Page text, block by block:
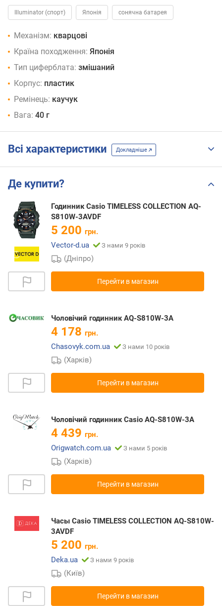
Illuminator (спорт) Японія сонячна батарея
Механізм: кварцові
Країна походження: Японія
Тип циферблата: змішаний
Корпус: пластик
Ремінець: каучук
Вага: 40 г
Всі характеристики Докладніше
Де купити?
Годинник Casio TIMELESS COLLECTION AQ-
S810W-3AVDF
5 200 грн.
Vector-d.ua
З нами 9 років
(Дніпро)
Перейти в магазин
Чоловічий годинник AQ-S810W-3A
4 178 грн.
Chasovyk.com.ua
З нами 10 років
(Харків)
Перейти в магазин
Чоловічий годинник Casio AQ-S810W-3A
4 439 грн.
Origwatch.com.ua
З нами 5 років
(Харків)
Перейти в магазин
Часы Casio TIMELESS COLLECTION AQ-S810W-
3AVDF
5 200 грн.
Deka.ua
З нами 9 років
(Київ)
Перейти в магазин